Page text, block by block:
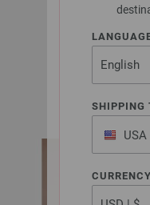
SHIPPING
of
CURRENCY
TOP
FILATI